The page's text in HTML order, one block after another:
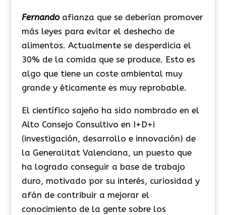
Fernandoafianza que se deberían promover
más leyes para evitar el deshecho de
alimentos. Actualmente se desperdicia el
30% de la comida que se produce. Esto es
algo que tiene un coste ambiental muy
grande y éticamente es muy reprobable.
El científico sajeño ha sido nombrado en el
Alto Consejo Consultivo en I+D+i
(investigación, desarrollo e innovación) de
la Generalitat Valenciana, un puesto que
ha logrado conseguir a base de trabajo
duro, motivado por su interés, curiosidad y
afán de contribuir a mejorar el
conocimiento de la gente sobre los